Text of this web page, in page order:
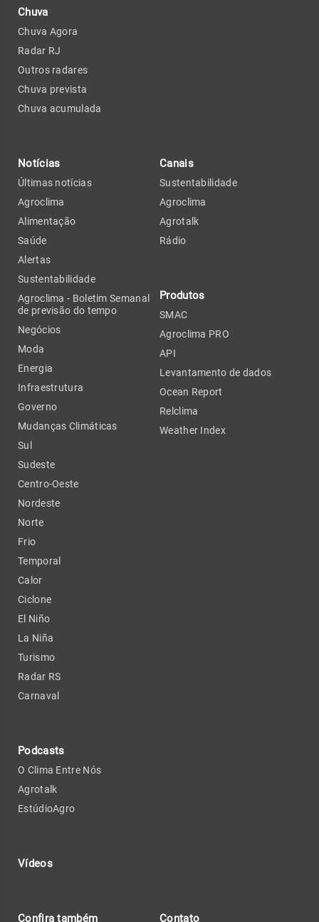
Chuva
Chuva Agora
Radar RJ
Outros radares
Chuva prevista
Chuva acumulada
Notícias
Últimas notícias
Agroclima
Alimentação
Saúde
Alertas
Sustentabilidade
Agroclima - Boletim Semanal
de previsão do tempo
Negócios
Moda
Energia
Infraestrutura
Governo
Mudanças Climáticas
Sul
Sudeste
Centro-Oeste
Nordeste
Norte
Frio
Temporal
Calor
Ciclone
El Niño
La Niña
Turismo
Radar RS
Carnaval
Podcasts
O Clima Entre Nós
Agrotalk
EstúdioAgro
Vídeos
Canais
Sustentabilidade
Agroclima
Agrotalk
Rádio
Produtos
SMAC
Agroclima PRO
API
Levantamento de dados
Ocean Report
Relclima
Weather Index
Confira também Contato